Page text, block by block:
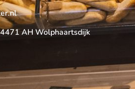
AH Wolphaartsdijk